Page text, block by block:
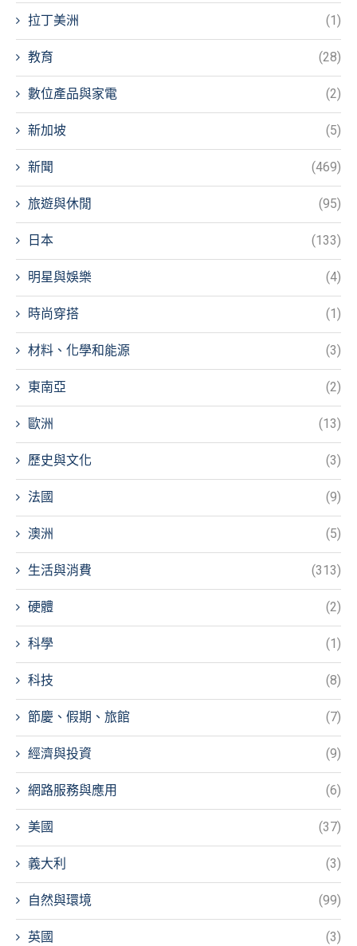
拉丁美洲 (1)
教育 (28)
數位產品與家電 (2)
新加坡 (5)
新聞 (469)
旅遊與休閒 (95)
日本 (133)
明星與娛樂 (4)
時尚穿搭 (1)
材料、化學和能源 (3)
東南亞 (2)
歐洲 (13)
歷史與文化 (3)
法國 (9)
澳洲 (5)
生活與消費 (313)
硬體 (2)
科學 (1)
科技 (8)
節慶、假期、旅館 (7)
經濟與投資 (9)
網路服務與應用 (6)
美國 (37)
義大利 (3)
自然與環境 (99)
英國 (3)